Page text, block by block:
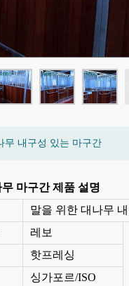
무 내구성 있는 마구간
마구간 제품 설명
말을 위한 대나무
레보
핫프레싱
싱가포르/ISO